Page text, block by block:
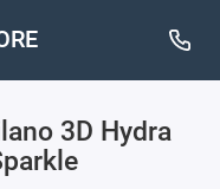
3D Hydra